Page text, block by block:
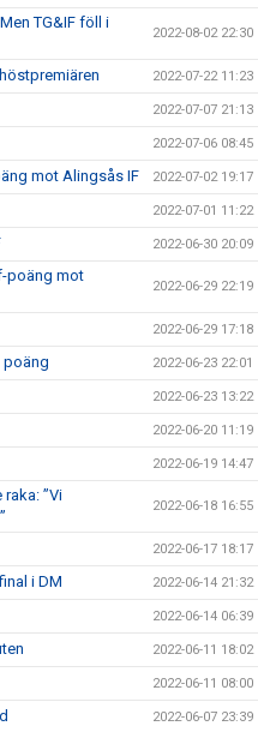
TG&IF föll i
2022-08-02 22:30
2022-07-22 11:23
2022-07-07 21:13
2022-07-06 08:45
mot Alingsås IF 2022-07-02 19:17
2022-07-01 11:22
2022-06-30 20:09
poäng mot
2022-06-29 22:19
2022-06-29 17:18
poäng 2022-06-23 22:01
2022-06-23 13:22
2022-06-20 11:19
2022-06-19 14:47
”Vi
2022-06-18 16:55
2022-06-17 18:17
i DM 2022-06-14 21:32
2022-06-14 06:39
2022-06-11 18:02
2022-06-11 08:00
2022-06-07 23:39